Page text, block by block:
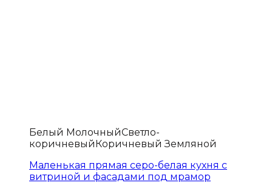
Белый МолочныйСветло-
коричневыйКоричневый Земляной
Маленькая прямая серо-белая кухня с
витриной и фасадами под мрамор